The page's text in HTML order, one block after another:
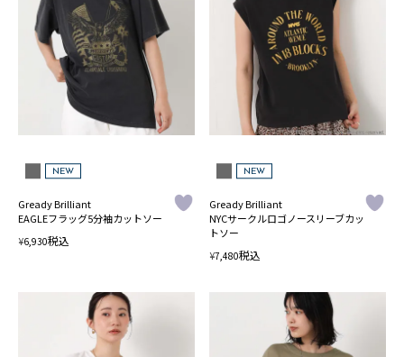
NEW
Gready Brilliant
EAGLEフラッグ5分袖カットソー
¥6,930税込
NEW
Gready Brilliant
NYCサークルロゴノースリーブカッ
トソー
¥7,480税込